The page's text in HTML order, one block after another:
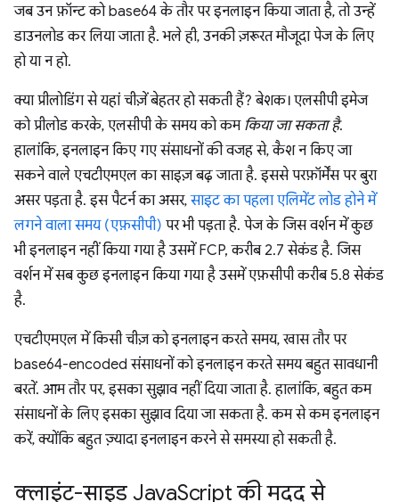
जब उन फ़ॉन्ट को base64 के तौर पर इनलाइन किया जाता है, तो उन्हें
डाउनलोड कर लिया जाता है. भले ही, उनकी ज़रूरत मौजूदा पेज के लिए
हो या न हो.
क्या प्रीलोडिंग से यहां चीज़ें बेहतर हो सकती हैं? बेशक। एलसीपी इमेज
को प्रीलोड करके, एलसीपी के समय को कम किया जा सकता है.
हालांकि, इनलाइन किए गए संसाधनों की वजह से, कैश न किए जा
सकने वाले एचटीएमएल का साइज़ बढ़ जाता है. इससे परफ़ॉर्मेंस पर बुरा
असर पड़ता है. इस पैटर्न का असर,साइट का पहला एलिमेंट लोड होने में
लगने वाला समय (एफ़सीपी) पर भी पड़ता है. पेज के जिस वर्शन में कुछ
भी इनलाइन नहीं किया गया है उसमें FCP, करीब 2.7 सेकंड है. जिस
वर्शन में सब कुछ इनलाइन किया गया है उसमें एफ़सीपी करीब 5.8 सेकंड
है.
एचटीएमएल में किसी चीज़ को इनलाइन करते समय, खास तौर पर
base64-encoded संसाधनों को इनलाइन करते समय बहुत सावधानी
बरतें. आम तौर पर, इसका सुझाव नहीं दिया जाता है. हालांकि, बहुत कम
संसाधनों के लिए इसका सुझाव दिया जा सकता है. कम से कम इनलाइन
करें, क्योंकि बहुत ज़्यादा इनलाइन करने से समस्या हो सकती है.
क्लाइंट-साइड JavaScript की मदद से